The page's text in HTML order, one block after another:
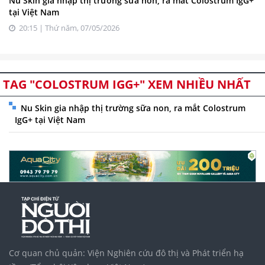
tại Việt Nam
20:15 | Thứ năm, 07/05/2026
TAG "COLOSTRUM IGG+" XEM NHIỀU NHẤT
Nu Skin gia nhập thị trường sữa non, ra mắt Colostrum
IgG+ tại Việt Nam
Cơ quan chủ quản: Viện Nghiên cứu đô thị và Phát triển hạ